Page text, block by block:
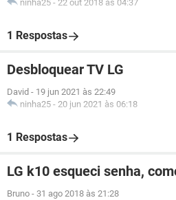
ninha25 - 22 out 2018 às 04:37
1 Respostas
Desbloquear TV LG
David - 19 jun 2021 às 22:49
ninha25 - 20 jun 2021 às 06:18
1 Respostas
LG k10 esqueci senha,
Bruno - 31 ago 2018 às 21:28